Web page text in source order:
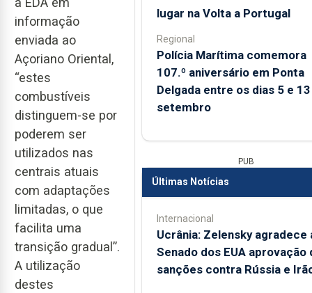
informação
enviada ao
Açoriano Oriental,
“estes
combustíveis
distinguem-se por
poderem ser
utilizados nas
centrais atuais
com adaptações
limitadas, o que
facilita uma
transição gradual”.
A utilização
destes
lugar na Volta a Portugal
Regional
Polícia Marítima comemora
107.º aniversário em Ponta
Delgada entre os dias 5 e
setembro
PUB
Últimas Notícias
Internacional
Ucrânia: Zelensky agradece
Senado dos EUA aprovação
sanções contra Rússia e